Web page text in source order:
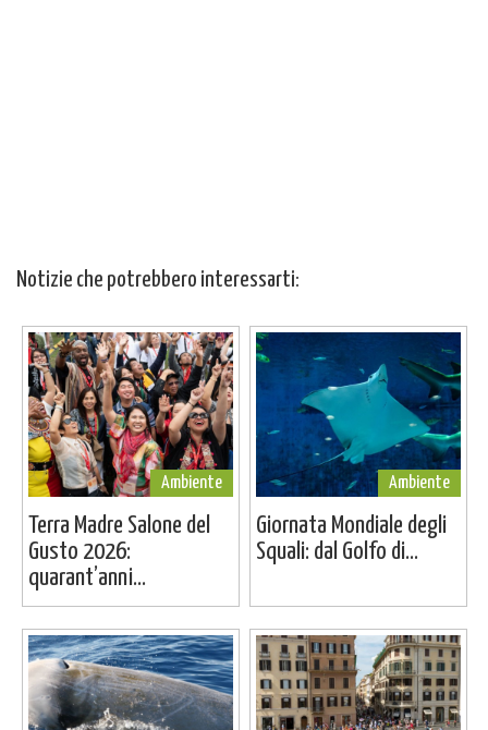
Notizie che potrebbero interessarti:
Ambiente
Terra Madre Salone del
Gusto 2026:
quarant’anni...
Ambiente
Giornata Mondiale degli
Squali: dal Golfo di...